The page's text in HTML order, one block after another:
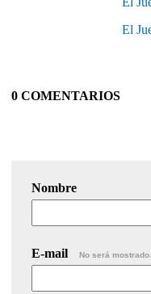
El
0 COMENTARIOS
Nombre
E-mail No será mostrado.